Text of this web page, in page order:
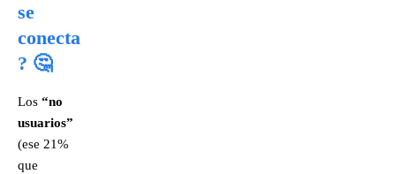
se
conecta
? 🤔
Los “no
usuarios”
(ese 21%
que